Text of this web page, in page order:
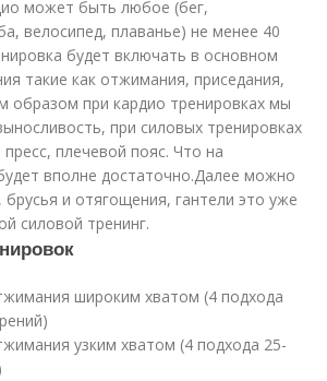
может быть любое (бег,
велосипед, плаванье) не менее 40
будет включать в основном
такие как отжимания, приседания,
образом при кардио тренировках мы
при силовых тренировках
пресс, плечевой пояс. Что на
вполне достаточно.Далее можно
брусья и отягощения, гантели это уже
силовой тренинг.
широким хватом (4 подхода
узким хватом (4 подхода 25-